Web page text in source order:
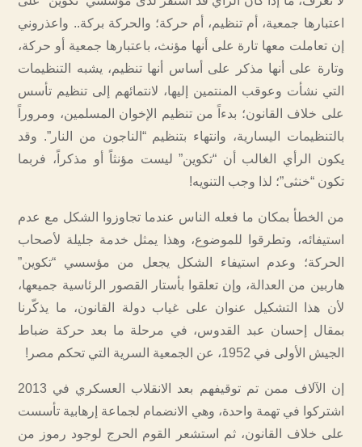
اعتبارها جمعية، أم تنظيم، أم حركة؛ والحركة بركة.. واعذروني
إن تعاملت معها تارة على أنها مؤنث، باعتبارها جمعية أو حركة،
وتارة على أنها مذكر على أساس أنها تنظيم، يشبه التنظيمات
التي نشأت وعوقب المنتمين إليها، لانتمائهم إلى تنظيم تأسس
على خلاف القانون؛ بدءاً من تنظيم الإخوان المسلمين، ومروراً
بالتنظيمات اليسارية، وانتهاء بتنظيم “الناجون من النار”. وقد
يكون الرأي الغالب أن “تكوين” ليست مؤنثاً أو مذكراً، فربما
تكون “خنثى”؛ لذا وجب التنويه!
من الخطأ بمكان ما فعله الناس عندما تجاوزوا الشكل مع عدم
استيفائه، وتطرقوا للموضوع، وهذا يمثل خدمة جليلة لأصحاب
الحركة؛ وعدم استيفاء الشكل يجعل من مؤسسي “تكوين”
هاربين من العدالة، وإن تعلقوا بأستار القصور الرئاسية جميعها،
لأن هذا التشكيل عنوان على غياب دولة القانون، ما يذكّرنا
بمقال إحسان عبد القدوس، في مرحلة ما بعد حركة ضباط
الجيش الأولى في 1952، عن الجمعية السرية التي تحكم مصر!
إن الآلاف ممن تم توقيفهم بعد الانقلاب العسكري في 2013
اشتركوا في تهمة واحدة، وهي الانضمام لجماعة إرهابية تأسست
على خلاف القانون، ثم استشعر القوم الحرج لوجود رموز من